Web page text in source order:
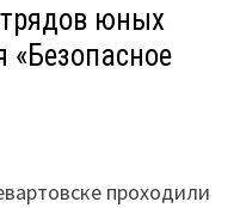
юных
«Безопасное
проходили